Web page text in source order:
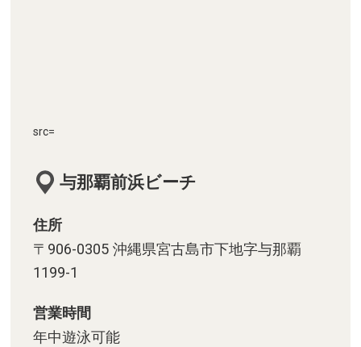
沖縄を代表する景勝地！東シナ海
水の歴史と大切さを伝えてくれる
県の有形民俗文化財「友利のあま
グルメも充実の、新鮮食材が手に
src=
与那覇前浜ビーチ
住所
〒906-0305 沖縄県宮古島市下地字与那覇
1199-1
営業時間
年中遊泳可能